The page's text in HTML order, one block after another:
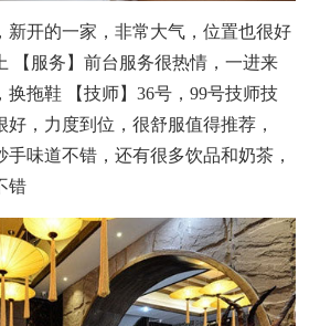
新开的一家，非常大气，位置也很好
【服务】前台服务很热情，一进来
换拖鞋 【技师】36号，99号技师技
，力度到位，很舒服值得推荐，
手味道不错，还有很多饮品和奶茶，
错